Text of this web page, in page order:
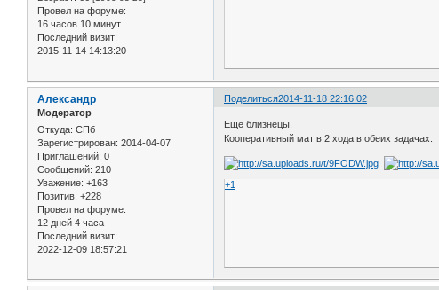
Провел на форуме:
16 часов 10 минут
Последний визит:
2015-11-14 14:13:20
Поделиться2014-11-18 22:16:02
Александр
Модератор
Откуда: СПб
Зарегистрирован: 2014-04-07
Приглашений: 0
Сообщений: 210
Уважение: +163
Позитив: +228
Провел на форуме:
12 дней 4 часа
Последний визит:
2022-12-09 18:57:21
Ещё близнецы.
Кооперативный мат в 2 хода в обеих задачах.
+1